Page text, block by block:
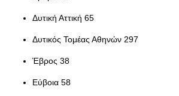
Δυτική Αττική 65
Δυτικός Τομέας Αθηνών 297
Έβρος 38
Εύβοια 58